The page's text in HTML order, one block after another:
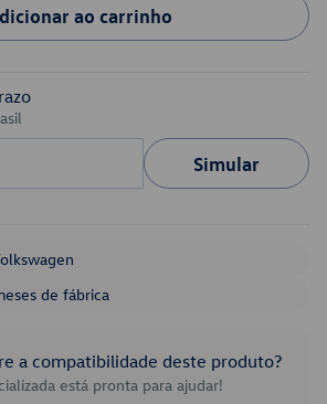
ao carrinho
Simular
de fábrica
a compatibilidade deste produto?
está pronta para ajudar!